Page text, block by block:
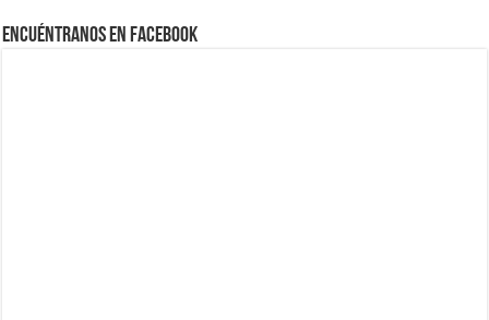
Encuéntranos en Facebook